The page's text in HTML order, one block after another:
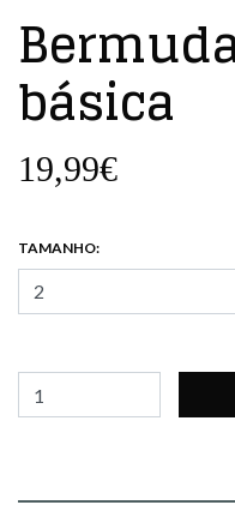
básica
19,99€
TAMANHO: